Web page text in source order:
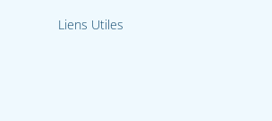
Liens Utiles